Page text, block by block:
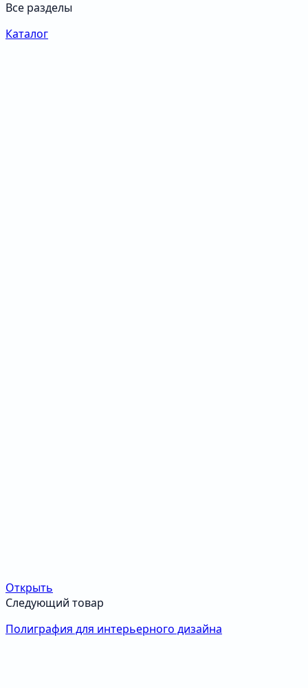
Все разделы
Каталог
Открыть
Следующий товар
Полиграфия для интерьерного дизайна